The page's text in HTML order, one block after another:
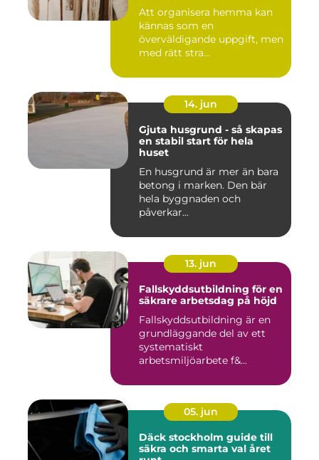
Att organisera hemma kan
kännas som en
överväldigande uppgift, men
med rätt stra...
14. jun
Gjuta husgrund - så skapas
en stabil start för hela
huset
En husgrund är mer än bara
betong i marken. Den bär
hela byggnaden och
påverkar...
13. jun
Fallskyddsutbildning för en
säkrare arbetsdag på höjd
Fallskyddsutbildning är en
grundläggande del av ett
systematiskt
arbetsmiljöarbete f&...
05. jun
Däck stockholm guide till
säkra och smarta val året